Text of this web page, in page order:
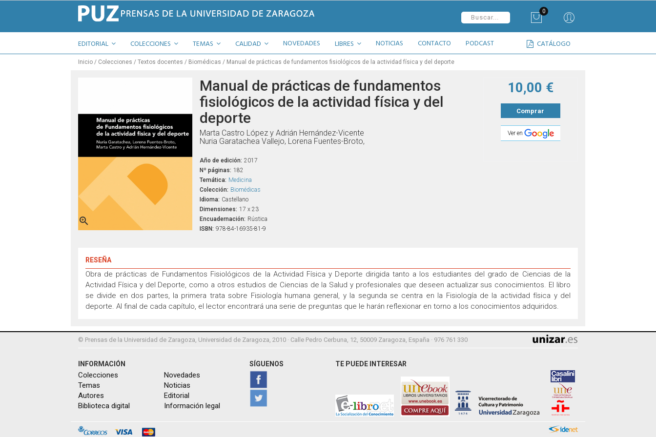
0
EDITORIAL COLECCIONES TEMAS CATÁLOGO
CALIDAD NOVEDADES LIBRES NOTICIAS CONTACTO PODCAST
Inicio Colecciones Textos docentes Biomédicas Manual de prácticas de fundamentos fisiológicos de la actividad física y del deporte

Manual de prácticas de fundamentos
fisiológicos de la actividad física y del
deporte
Marta Castro López y Adrián Hernández-Vicente
Nuria Garatachea Vallejo, Lorena Fuentes-Broto,
Año de edición: 2017
Nº páginas: 182
Temática: Medicina
Colección: Biomédicas
Idioma: Castellano
Dimensiones: 17 x 23
Encuadernación: Rústica
ISBN: 978-84-16935-81-9
10,00 €
Comprar
Ver en
RESEÑA
Obra de prácticas de Fundamentos Fisiológicos de la Actividad Física y Deporte dirigida tanto a los estudiantes del grado de Ciencias de la
Actividad Física y del Deporte, como a otros estudios de Ciencias de la Salud y profesionales que deseen actualizar sus conocimientos. El libro
se divide en dos partes, la primera trata sobre Fisiología humana general, y la segunda se centra en la Fisiología de la actividad física y del
deporte. Al final de cada capítulo, el lector encontrará una serie de preguntas que le harán reflexionar en torno a los conocimientos adquiridos.
© Prensas de la Universidad de Zaragoza, Universidad de Zaragoza, 2010 · Calle Pedro Cerbuna, 12, 50009 Zaragoza, España · 976 761 330
INFORMACIÓN
Colecciones
Temas
Autores
Biblioteca digital
Novedades
Noticias
Editorial
Información legal
SÍGUENOS TE PUEDE INTERESAR